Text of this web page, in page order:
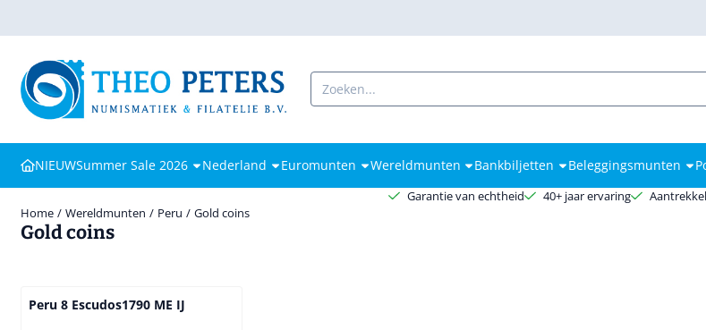
Zoeken
NIEUWSummer Sale 2026 Nederland Euromunten Wereldmunten Bankbiljetten Beleggingsmunten
Garantie van echtheid 40+ jaar ervaring
Home / Wereldmunten / Peru / Gold coins
Gold coins
Peru 8 Escudos1790 ME IJ